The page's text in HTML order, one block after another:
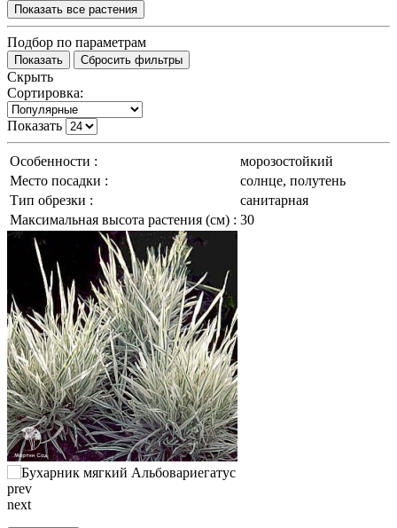
Показать все растения
Подбор по параметрам
Скрыть
Сортировка:
Показать
Особенности :
морозостойкий
Место посадки :
солнце, полутень
Тип обрезки :
санитарная
Максимальная высота растения (см) : 30
prev
next